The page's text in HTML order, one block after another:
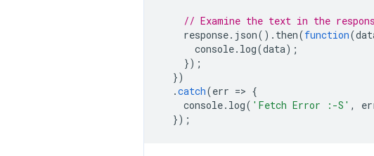
// Examine the text in the
response. json(). then(function(
console. log(data);
});
})
.catch(err => {
console. log( 'Fetch Error :-S' ,
});